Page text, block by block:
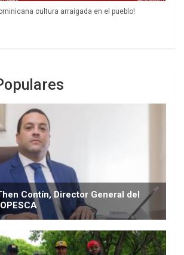
cultura arraigada en el pueblo!